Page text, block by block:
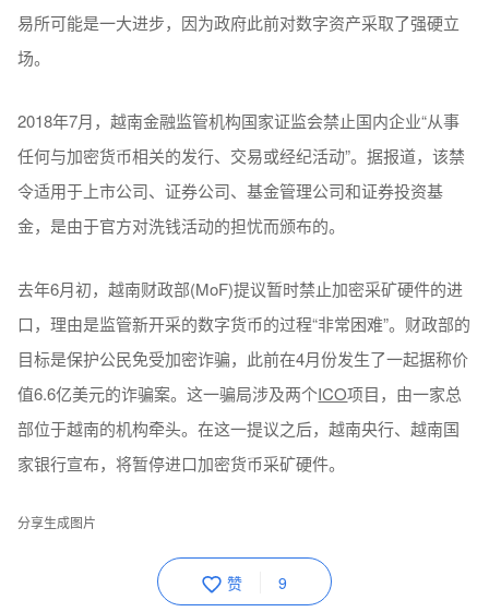
易所可能是一大进步，因为政府此前对数字资产采取了强硬立
场。
2018年7月，越南金融监管机构国家证监会禁止国内企业“从事
任何与加密货币相关的发行、交易或经纪活动”。据报道，该禁
令适用于上市公司、证券公司、基金管理公司和证券投资基
金，是由于官方对洗钱活动的担忧而颁布的。
去年6月初，越南财政部(MoF)提议暂时禁止加密采矿硬件的进
口，理由是监管新开采的数字货币的过程“非常困难”。财政部的
目标是保护公民免受加密诈骗，此前在4月份发生了一起据称价
值6.6亿美元的诈骗案。这一骗局涉及两个ICO项目，由一家总
部位于越南的机构牵头。在这一提议之后，越南央行、越南国
家银行宣布，将暂停进口加密货币采矿硬件。
分享生成图片
赞 9